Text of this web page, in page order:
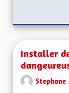
Installer
Stephane